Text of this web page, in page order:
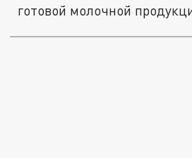
готовой молочной